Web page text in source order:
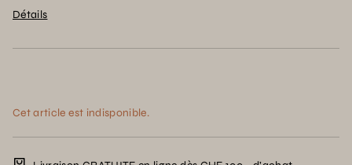
Détails
Cet article est indisponible.